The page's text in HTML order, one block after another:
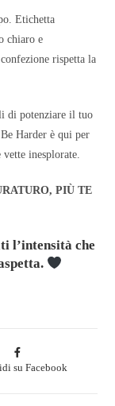
Etichetta
chiaro e
rispetta la
di potenziare il tuo
Harder è qui per
inesplorate.
PIÙ TE
l’intensità che
su Facebook